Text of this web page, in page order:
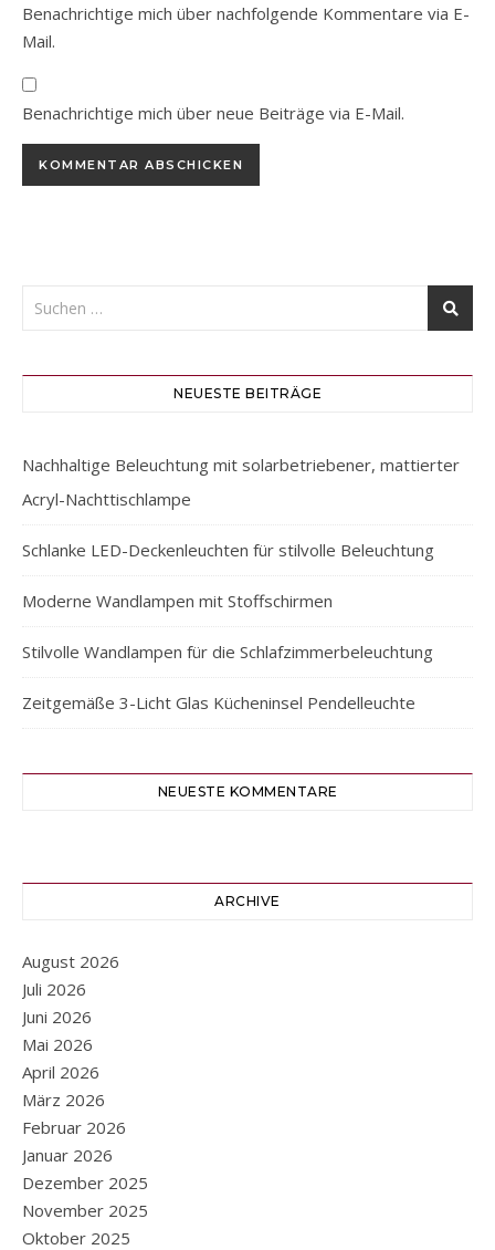
Benachrichtige mich über nachfolgende Kommentare via E-
Mail.
Benachrichtige mich über neue Beiträge via E-Mail.
NEUESTE BEITRÄGE
Nachhaltige Beleuchtung mit solarbetriebener, mattierter
Acryl-Nachttischlampe
Schlanke LED-Deckenleuchten für stilvolle Beleuchtung
Moderne Wandlampen mit Stoffschirmen
Stilvolle Wandlampen für die Schlafzimmerbeleuchtung
Zeitgemäße 3-Licht Glas Kücheninsel Pendelleuchte
NEUESTE KOMMENTARE
ARCHIVE
August 2026
Juli 2026
Juni 2026
Mai 2026
April 2026
März 2026
Februar 2026
Januar 2026
Dezember 2025
November 2025
Oktober 2025